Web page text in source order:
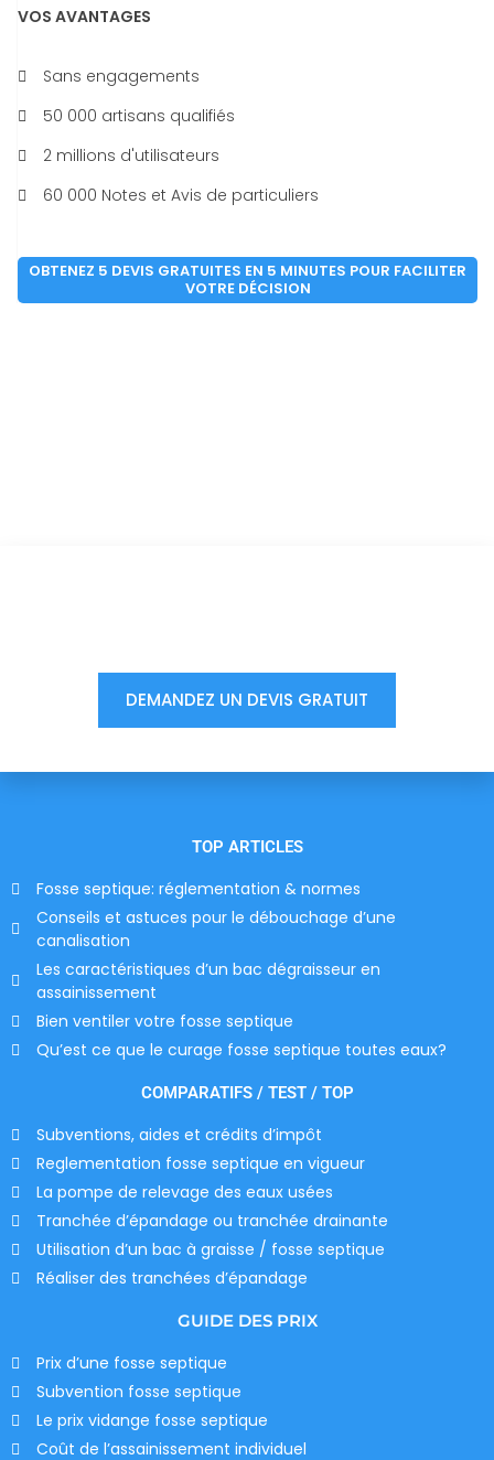
VOS AVANTAGES
Sans engagements
50 000 artisans qualifiés
2 millions d'utilisateurs
60 000 Notes et Avis de particuliers
OBTENEZ 5 DEVIS GRATUITES EN 5 MINUTES POUR FACILITER
VOTRE DÉCISION
DEMANDEZ UN DEVIS GRATUIT
TOP ARTICLES
Fosse septique: réglementation & normes
Conseils et astuces pour le débouchage d’une
canalisation
Les caractéristiques d’un bac dégraisseur en
assainissement
Bien ventiler votre fosse septique
Qu’est ce que le curage fosse septique toutes eaux?
COMPARATIFS / TEST / TOP
Subventions, aides et crédits d’impôt
Reglementation fosse septique en vigueur
La pompe de relevage des eaux usées
Tranchée d’épandage ou tranchée drainante
Utilisation d’un bac à graisse / fosse septique
Réaliser des tranchées d’épandage
GUIDE DES PRIX
Prix d’une fosse septique
Subvention fosse septique
Le prix vidange fosse septique
Coût de l’assainissement individuel